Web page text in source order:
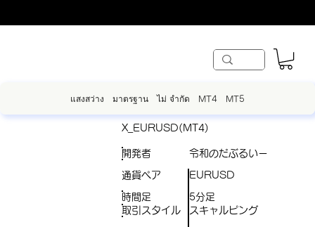
แสงสว่าง มาตรฐาน ไม่ จำกัด MT4 MT5
X_EURUSD(MT4)
開発者 令和のだぶるいー
通貨ペア EURUSD
取引スタイル スキャルピング
時間足 5分足